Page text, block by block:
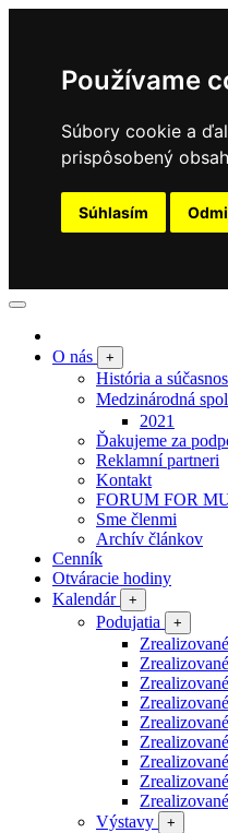
Používame
Súbory cookie a
prispôsobený
Súhlasím
O nás +
História a
Medzinárodná
2021
Ďakujeme za
Reklamní partneri
Kontakt
FORUM FOR
Sme členmi
Archív článkov
Cenník
Otváracie hodiny
Kalendár
+
Podujatia +
Výstavy
+